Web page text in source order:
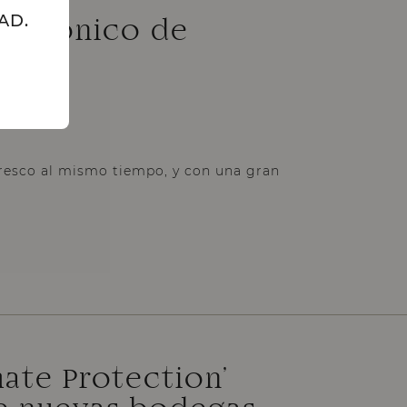
icónico de
al mismo tiempo, y con una gran
Protection’